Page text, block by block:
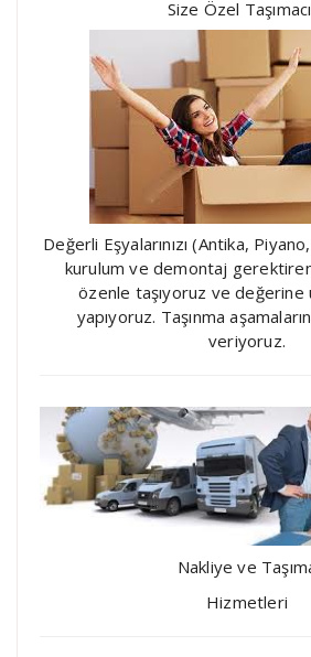
Size Özel
Değerli Eşyalarınızı (Antika,
kurulum ve demontaj
özenle taşıyoruz ve değerine
yapıyoruz. Taşınma
veriyoruz.
Nakliye ve
Hizmetleri